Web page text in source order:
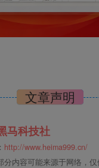
文章声明
马科技社
http://www.heima999.cn/
分内容可能来源于网络，